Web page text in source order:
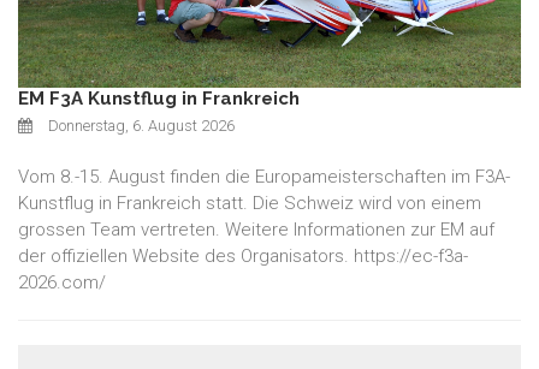
EM F3A Kunstflug in Frankreich
Donnerstag, 6. August 2026
Vom 8.-15. August finden die Europameisterschaften im F3A-
Kunstflug in Frankreich statt. Die Schweiz wird von einem
grossen Team vertreten. Weitere Informationen zur EM auf
der offiziellen Website des Organisators. https://ec-f3a-
2026.com/